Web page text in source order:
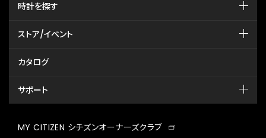
時計を探す
ストア/イベント
カタログ
サポート
MY CITIZEN シチズンオーナーズクラブ